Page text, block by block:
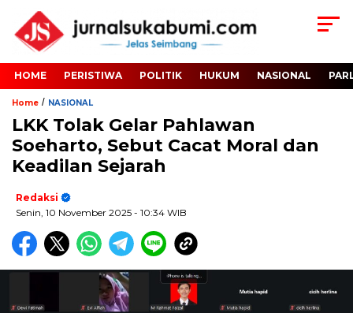
HOME PERISTIWA POLITIK HUKUM NASIONAL
Home / NASIONAL
LKK Tolak Gelar Pahlawan
Soeharto, Sebut Cacat Moral dan
Keadilan Sejarah
Redaksi
Senin, 10 November 2025 - 10:34 WIB